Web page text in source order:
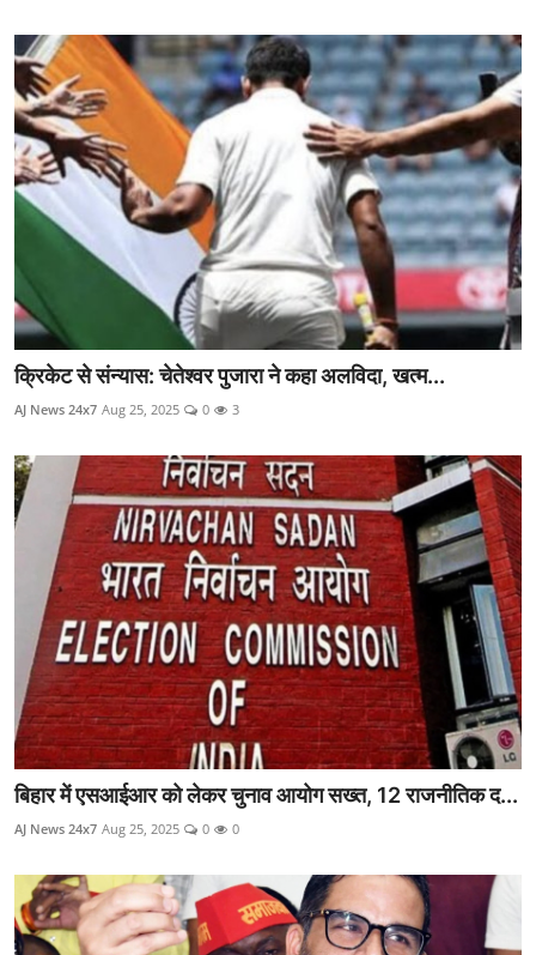
क्रिकेट से संन्यास: चेतेश्वर पुजारा ने कहा अलविदा, खत्म...
AJ News 24x7 Aug 25, 2025 0 3
बिहार में एसआईआर को लेकर चुनाव आयोग सख्त, 12 राजनीतिक द...
AJ News 24x7 Aug 25, 2025 0 0